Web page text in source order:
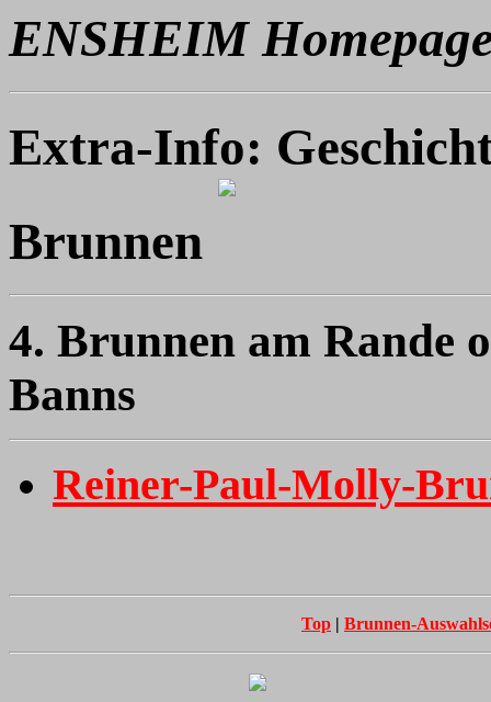
ENSHEIM
Extra-Info:
Brunnen
4. Brunnen am Rande
Banns
Reiner-Paul-Molly-
Top | Brunnen-